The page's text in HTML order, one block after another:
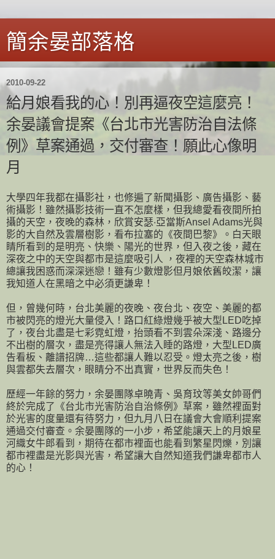
簡余晏部落格
2010-09-22
給月娘看我的心！別再逼夜空這麼亮！
余晏議會提案《台北市光害防治自法條
例》草案通過，交付審查！願此心像明
月
大學四年我都在攝影社，也修遍了新聞攝影、廣告攝影、藝
術攝影！雖然攝影技術一直不怎麼樣，但我總愛看夜間所拍
攝的天空，夜晚的森林，欣賞安瑟‧亞當斯Ansel Adams光與
影的大自然及雲層樹影，看布拉塞的《夜間巴黎》。白天眼
睛所看到的是明亮、快樂、陽光的世界，但入夜之後，藏在
深夜之中的天空與都市是這麼吸引人 ，夜裡的天空森林城市
總讓我困惑而深深迷戀！雖有少數燈影但月娘依舊皎潔，讓
我知道人在黑暗之中必須更謙卑！
但，曾幾何時，台北美麗的夜晚、夜台北、夜空、美麗的都
市被閃亮的燈光大量侵入！路口紅綠燈幾乎被大型LED吃掉
了，夜台北盡是七彩霓虹燈，抬頭看不到雲朵深淺、路邊分
不出樹的層次，盡是亮得讓人無法入睡的路燈，大型LED廣
告看板、離譜招牌…這些都讓人難以忍受。燈太亮之後，樹
與雲都失去層次，眼睛分不出真實，世界反而失色！
歷經一年餘的努力，余晏團隊卓曉青、吳育玟等美女帥哥們
終於完成了《台北市光害防治自治條例》草案，雖然裡面對
於光害的度量還有待努力，但九月八日在議會大會順利提案
通過交付審查。余晏團隊的一小步，希望能讓天上的月娘星
河織女牛郎看到，期待在都市裡面也能看到繁星閃爍，別讓
都市裡盡是光影與光害，希望讓大自然知道我們謙卑都市人
的心！